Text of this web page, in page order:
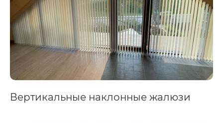
Вертикальные наклонные жалюзи